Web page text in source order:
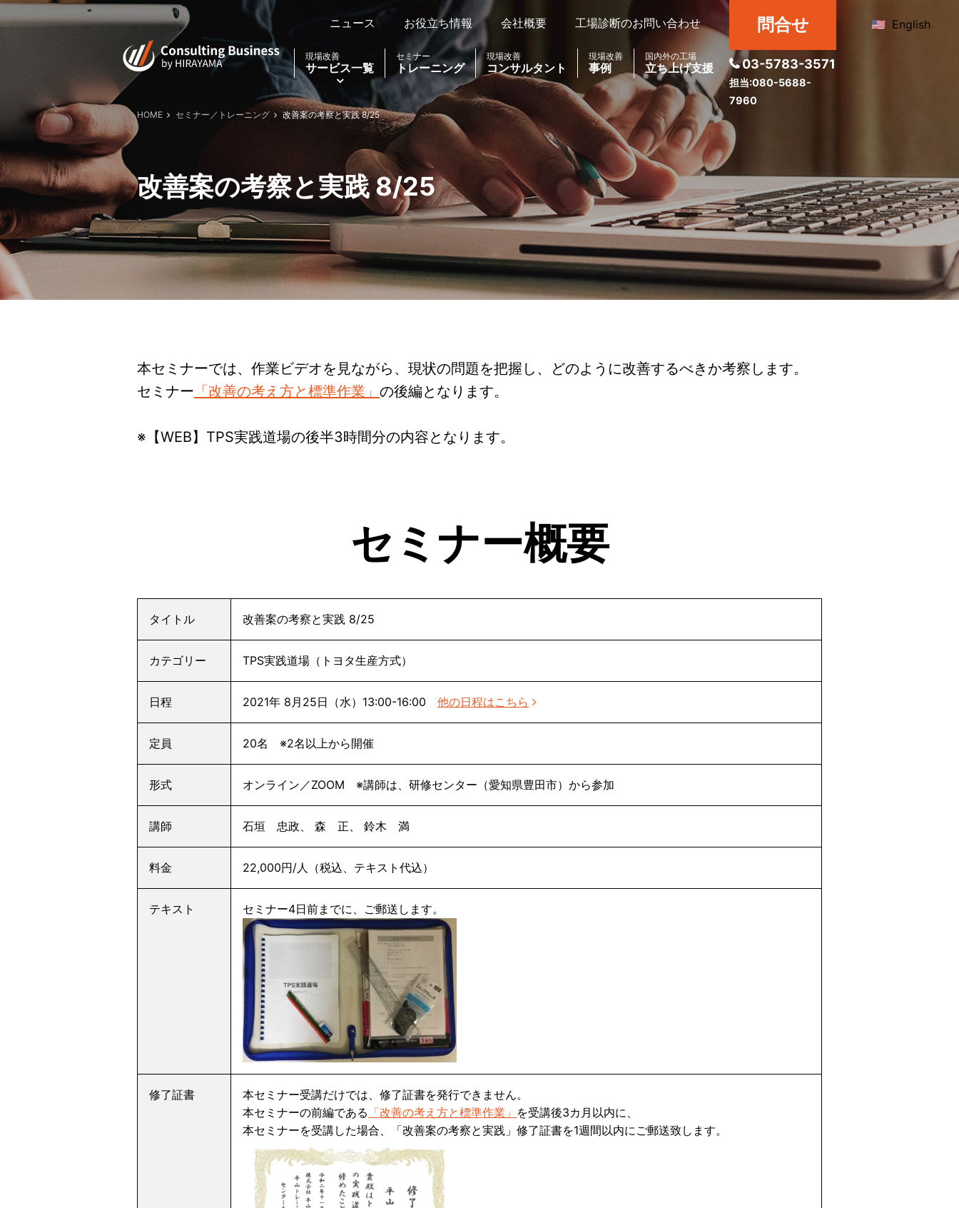
English
ニュース お役立ち情報 会社概要 工場診断のお問い合わせ
現場改善
サービス一覧
セミナー
トレーニング
現場改善
コンサルタント
現場改善
事例
国内外の工場
立ち上げ支援
問合せ
03-5783-3571
担当:080-5688-
7960
改善案の考察と実践 8/25
HOME セミナー／トレーニング 改善案の考察と実践 8/25
本セミナーでは、作業ビデオを見ながら、現状の問題を把握し、どのように改善するべきか考察します。
セミナー 「改善の考え方と標準作業」 の後編となります。
※【WEB】TPS実践道場の後半3時間分の内容となります。
セミナー概要
タイトル 改善案の考察と実践 8/25
カテゴリー TPS実践道場（トヨタ生産方式）
日程 2021年 8月25日（水）13:00-16:00 他の日程はこちら
定員 20名 ※2名以上から開催
形式 オンライン／ZOOM ※講師は、研修センター（愛知県豊田市）から参加
講師 石垣 忠政、 森 正、 鈴木 満
料金 22,000円/人（税込、テキスト代込）
テキスト セミナー4日前までに、ご郵送します。
修了証書
本セミナー受講だけでは、修了証書を発行できません。
本セミナーの前編である 「改善の考え方と標準作業」 を受講後3カ月以内に、
本セミナーを受講した場合、「改善案の考察と実践」修了証書を1週間以内にご郵送致します。